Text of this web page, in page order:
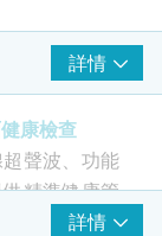
詳情
康檢查
聲波、功能
精準健康管
詳情